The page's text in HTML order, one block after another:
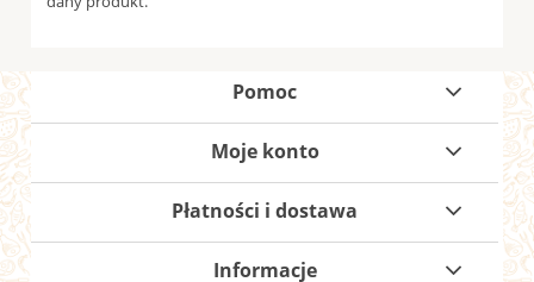
Pomoc
Moje konto
Płatności i dostawa
Informacje